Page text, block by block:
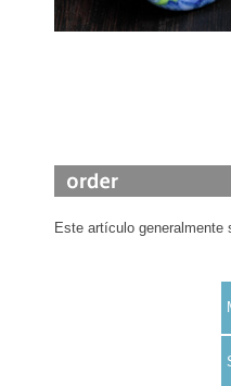
Este artículo